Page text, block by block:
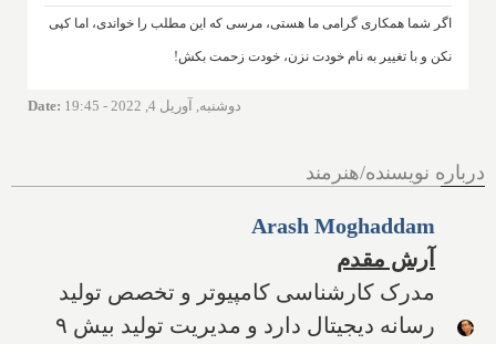
اگر شما همکاری گرامی ما هستی، مرسی که این مطلب را خواندی، اما کپی
نکن و با تغییر به نام خودت نزن، خودت زحمت بکش!
Date: دوشنبه, آوریل 4, 2022 - 19:45
درباره نویسنده/هنرمند
Arash Moghaddam
آرش مقدم
مدرک کارشناسی کامپیوتر و تخصص تولید
رسانه دیجیتال دارد و مدیریت تولید بیش ۹